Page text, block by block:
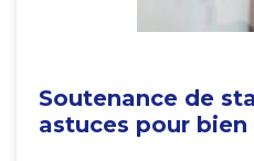
Soutenance de
astuces pour